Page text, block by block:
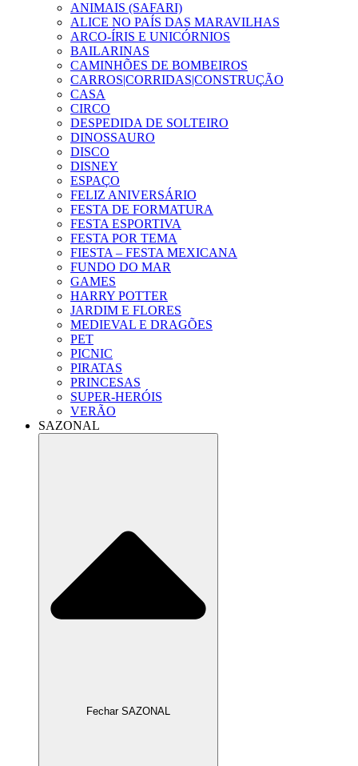
ANIMAIS (SAFARI)
ALICE NO PAÍS DAS MARAVILHAS
ARCO-ÍRIS E UNICÓRNIOS
BAILARINAS
CAMINHÕES DE BOMBEIROS
CARROS|CORRIDAS|CONSTRUÇÃO
CASA
CIRCO
DESPEDIDA DE SOLTEIRO
DINOSSAURO
DISCO
DISNEY
ESPAÇO
FELIZ ANIVERSÁRIO
FESTA DE FORMATURA
FESTA ESPORTIVA
FESTA POR TEMA
FIESTA – FESTA MEXICANA
FUNDO DO MAR
GAMES
HARRY POTTER
JARDIM E FLORES
MEDIEVAL E DRAGÕES
PET
PICNIC
PIRATAS
PRINCESAS
SUPER-HERÓIS
VERÃO
SAZONAL
Fechar SAZONAL